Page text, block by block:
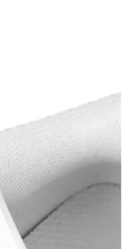
Kullanım İpuçları
konfor ve performansı
gelişmelerle desteklenir.
Şıklık ve
yüksek kaliteli
günlerde mükemmel uyum